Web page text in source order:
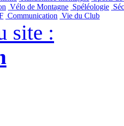
Vélo de Montagne Spéléologie
Communication Vie du Club
site :